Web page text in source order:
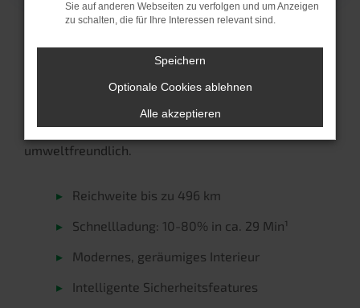
Intelligente
Elektromobilität
Der Hyundai IONIQ 3 verbindet modernes Design mit
intelligenter Elektrotechnologie. Perfekt für den
urbanen Alltag – zuverlässig, wirtschaftlich und
umweltfreundlich.
▸
Reichweite bis zu 496 km
▸
Schnellladung: 10-80% in ca. 29 Min¹
▸
Modernes, geräumiges Interieur
▸
Intelligente Sicherheitsfeatures
Sie auf anderen Webseiten zu verfolgen und um Anzeigen
zu schalten, die für Ihre Interessen relevant sind.
Speichern
Optionale Cookies ablehnen
Alle akzeptieren